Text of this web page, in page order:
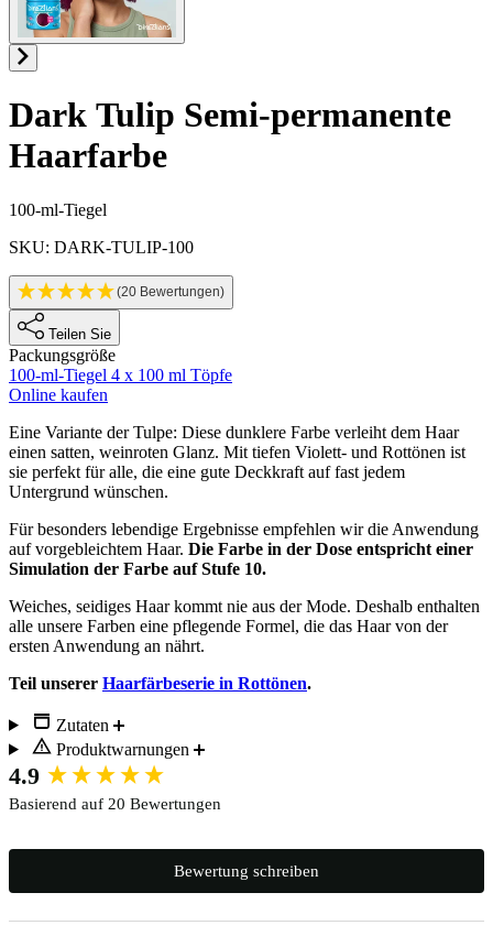
Dark Tulip Semi-permanente
Haarfarbe
Produktinformationen
100-ml-Tiegel
SKU: DARK-TULIP-100
(20 Bewertungen)
Teilen Sie
Packungsgröße
100-ml-Tiegel 4 x 100 ml Töpfe
Online kaufen
Description
Eine Variante der Tulpe: Diese dunklere Farbe verleiht dem Haar
einen satten, weinroten Glanz. Mit tiefen Violett- und Rottönen ist
sie perfekt für alle, die eine gute Deckkraft auf fast jedem
Untergrund wünschen.
Für besonders lebendige Ergebnisse empfehlen wir die Anwendung
auf vorgebleichtem Haar. Die Farbe in der Dose entspricht einer
Simulation der Farbe auf Stufe 10.
Weiches, seidiges Haar kommt nie aus der Mode. Deshalb enthalten
alle unsere Farben eine pflegende Formel, die das Haar von der
ersten Anwendung an nährt.
Teil unserer Haarfärbeserie in Rottönen.
Zutaten
Produktwarnungen
4.9
Basierend auf 20 Bewertungen
Bewertung schreiben
New content loaded